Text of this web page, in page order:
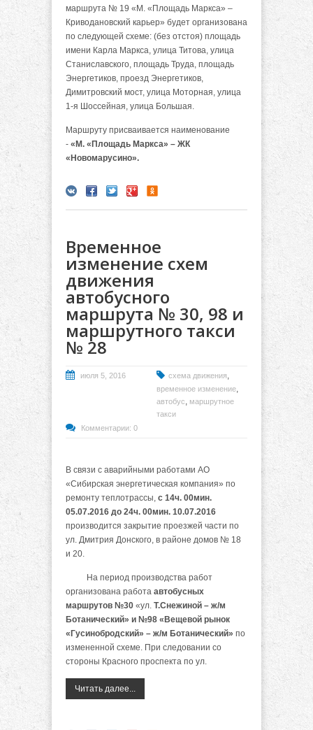
маршрута № 19 «М. «Площадь Маркса» –
Криводановский карьер» будет организована
по следующей схеме: (без отстоя) площадь
имени Карла Маркса, улица Титова, улица
Станиславского, площадь Труда, площадь
Энергетиков, проезд Энергетиков,
Димитровский мост, улица Моторная, улица
1-я Шоссейная, улица Большая.
Маршруту присваивается наименование
- «М. «Площадь Маркса» – ЖК
«Новомарусино».
Временное
изменение схем
движения
автобусного
маршрута № 30, 98 и
маршрутного такси
№ 28
июля 5, 2016 схема движения,
временное изменение,
автобус, маршрутное
такси
Комментарии: 0
В связи с аварийными работами АО
«Сибирская энергетическая компания» по
ремонту теплотрассы, с 14ч. 00мин.
05.07.2016 до 24ч. 00мин. 10.07.2016
производится закрытие проезжей части по
ул. Дмитрия Донского, в районе домов № 18
и 20.
На период производства работ
организована работа автобусных
маршрутов №30 «ул. Т.Снежиной – ж/м
Ботанический» и №98 «Вещевой рынок
«Гусинобродский» – ж/м Ботанический» по
измененной схеме. При следовании со
стороны Красного проспекта по ул.
Читать далее...